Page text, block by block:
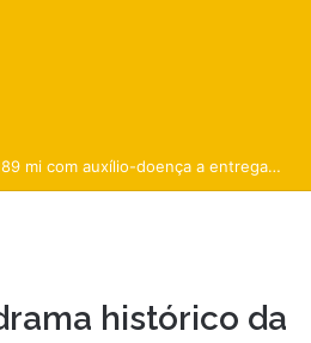
INSS pode gastar R$ 189 mi com auxílio-doença a entregador do iFood
histórico da